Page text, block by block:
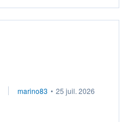
marino83 • 25 juil. 2026